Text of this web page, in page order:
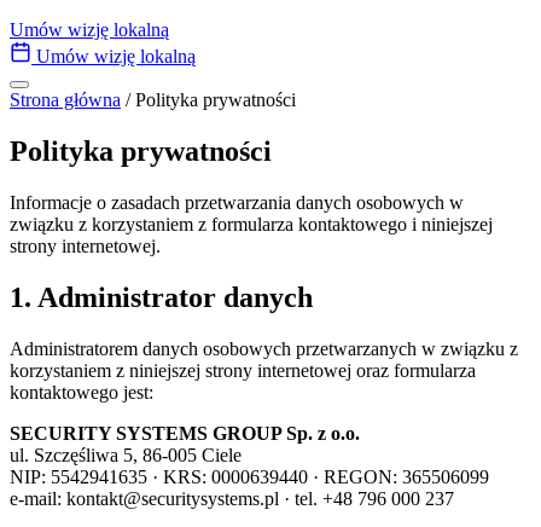
Umów wizję lokalną
Umów wizję lokalną
Strona główna /Polityka prywatności
Polityka prywatności
Informacje o zasadach przetwarzania danych osobowych w
związku z korzystaniem z formularza kontaktowego i niniejszej
strony internetowej.
1. Administrator danych
Administratorem danych osobowych przetwarzanych w związku z
korzystaniem z niniejszej strony internetowej oraz formularza
kontaktowego jest:
SECURITY SYSTEMS GROUP Sp. z o.o.
ul. Szczęśliwa 5, 86-005 Ciele
NIP: 5542941635 · KRS: 0000639440 · REGON: 365506099
e-mail: kontakt@securitysystems.pl · tel. +48 796 000 237